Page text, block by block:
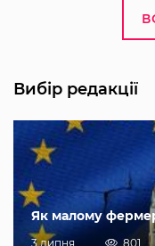
Вибір редакції
Як малому
3 липня 801